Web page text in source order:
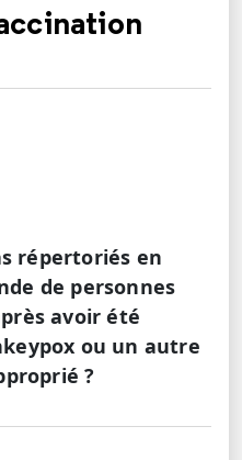
répertoriés en
de personnes
avoir été
ou un autre
?